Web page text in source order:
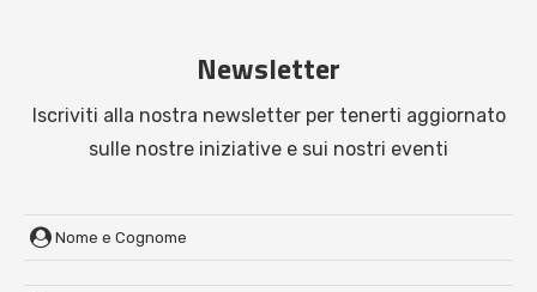
Newsletter
Iscriviti alla nostra newsletter per tenerti aggiornato
sulle nostre iniziative e sui nostri eventi